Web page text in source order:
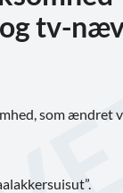
tv-
som ændret